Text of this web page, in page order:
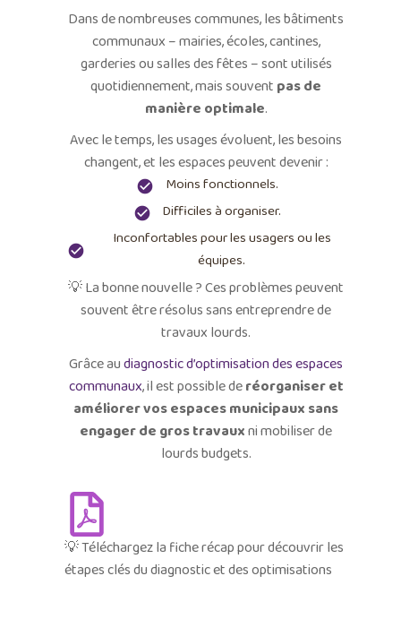
Dans de nombreuses communes, les bâtiments
communaux – mairies, écoles, cantines,
garderies ou salles des fêtes – sont utilisés
quotidiennement, mais souvent pas de
manière optimale.
Avec le temps, les usages évoluent, les besoins
changent, et les espaces peuvent devenir :
Moins fonctionnels.
Difficiles à organiser.
Inconfortables pour les usagers ou les
équipes.
💡 La bonne nouvelle ? Ces problèmes peuvent
souvent être résolus sans entreprendre de
travaux lourds.
Grâce audiagnostic d’optimisation des espaces
communaux, il est possible deréorganiser et
améliorer vos espaces municipaux sans
engager de gros travauxni mobiliser de
lourds budgets.
💡 Téléchargez la fiche récap pour découvrir les
étapes clés du diagnostic et des optimisations